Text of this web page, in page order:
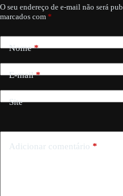
O seu endereço de e-mail não será
marcados com *
Nome*
E-mail*
Site
Adicionar comentário *